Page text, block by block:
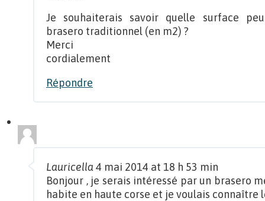
Je souhaiterais savoir quelle surface
brasero traditionnel (en m2) ?
Merci
cordialement
Répondre
Lauricella4 mai 2014 at 18 h 53 min
Bonjour , je serais intéressé par un brasero
habite en haute corse et je voulais connaître